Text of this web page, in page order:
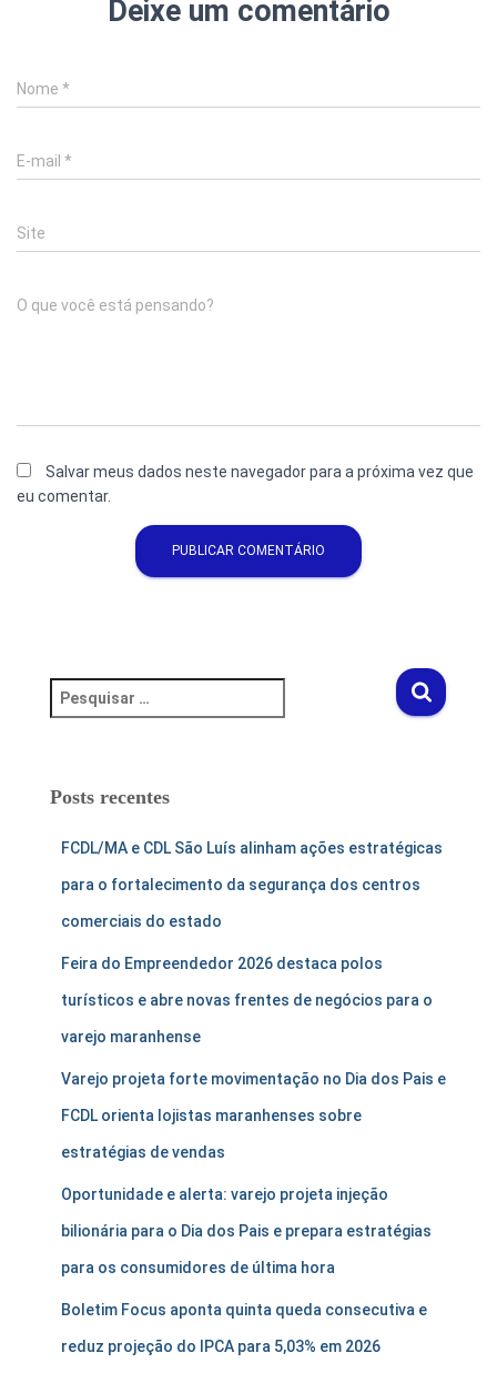
Deixe um comentário
Nome *
E-mail *
Site
O que você está pensando?
Salvar meus dados neste navegador para a próxima vez que
eu comentar.
Posts recentes
FCDL/MA e CDL São Luís alinham ações estratégicas
para o fortalecimento da segurança dos centros
comerciais do estado
Feira do Empreendedor 2026 destaca polos
turísticos e abre novas frentes de negócios para o
varejo maranhense
Varejo projeta forte movimentação no Dia dos Pais e
FCDL orienta lojistas maranhenses sobre
estratégias de vendas
Oportunidade e alerta: varejo projeta injeção
bilionária para o Dia dos Pais e prepara estratégias
para os consumidores de última hora
Boletim Focus aponta quinta queda consecutiva e
reduz projeção do IPCA para 5,03% em 2026